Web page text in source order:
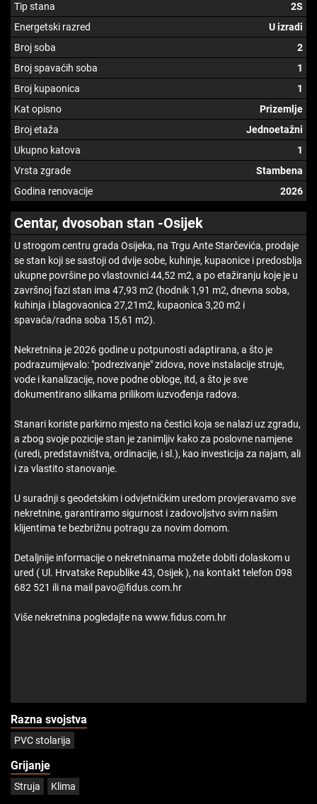
Tip stana
2S
Energetski razred
U izradi
Broj soba
2
Broj spavaćih soba
1
Broj kupaonica
1
Kat opisno
Prizemlje
Broj etaža
Jednoetažni
Ukupno katova
1
Vrsta zgrade
Stambena
Godina renovacije
2026
Centar, dvosoban stan -Osijek
U strogom centru grada Osijeka, na Trgu Ante Starčevića, prodaje
se stan koji se sastoji od dvije sobe, kuhinje, kupaonice i predosblja
ukupne površine po vlastovnici 44,52 m2, a po etažiranju koje je u
završnoj fazi stan ima 47,93 m2 (hodnik 1,91 m2, dnevna soba,
kuhinja i blagovaonica 27,21m2, kupaonica 3,20 m2 i
spavaća/radna soba 15,61 m2).
Nekretnina je 2026 godine u potpunosti adaptirana, a što je
podrazumijevalo: "podrezivanje" zidova, nove instalacije struje,
vode i kanalizacije, nove podne obloge, itd, a što je sve
dokumentirano slikama prilikom iuzvođenja radova.
Stanari koriste parkirno mjesto na čestici koja se nalazi uz zgradu,
a zbog svoje pozicije stan je zanimljiv kako za poslovne namjene
(uredi, predstavništva, ordinacije, i sl.), kao investicija za najam, ali
i za vlastito stanovanje.
U suradnji s geodetskim i odvjetničkim uredom provjeravamo sve
nekretnine, garantiramo sigurnost i zadovoljstvo svim našim
klijentima te bezbrižnu potragu za novim domom.
Detaljnije informacije o nekretninama možete dobiti dolaskom u
ured ( Ul. Hrvatske Republike 43, Osijek ), na kontakt telefon 098
682 521 ili na mail pavo@fidus.com.hr
Više nekretnina pogledajte na www.fidus.com.hr
Razna svojstva
PVC stolarija
Grijanje
Struja Klima